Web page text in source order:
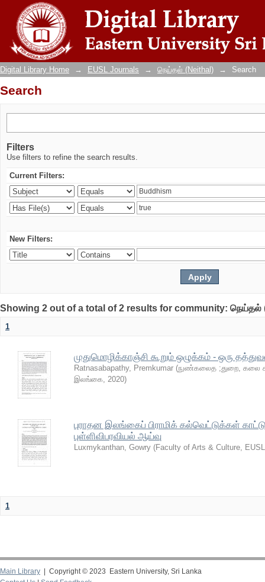
Search
Digital Library Home → EUSL Journals → நெய்தல் (Neithal) → Search
Search
Filters
Use filters to refine the search results.
Current Filters:
New Filters:
Showing 2 out of a total of 2 results for community: நெய்தல்
1
முதுமொழிக்காஞ்சி கூறும் ஒழுக்கம் - ஒரு
Ratnasabapathy, Premkumar (நுண்கலைத ;துறை, கலை
இலங்கை, 2020)
புராதன இலங்கைப் பிராமிக் கல்வெட்டுக்கள்
புள்ளிவிபரவியல் ஆய்வு
Luxmykanthan, Gowry (Faculty of Arts & Culture, EUSL
1
Main Library | Copyright © 2023 Eastern University, Sri Lanka